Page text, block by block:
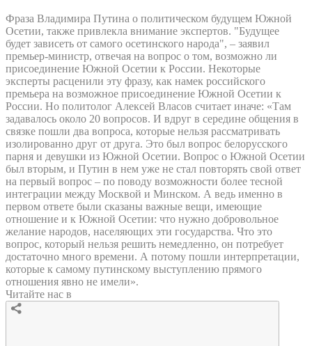
Фраза Владимира Путина о политическом будущем Южной
Осетии, также привлекла внимание экспертов. "Будущее
будет зависеть от самого осетинского народа", – заявил
премьер-министр, отвечая на вопрос о том, возможно ли
присоединение Южной Осетии к России. Некоторые
эксперты расценили эту фразу, как намек российского
премьера на возможное присоединение Южной Осетии к
России. Но политолог Алексей Власов считает иначе: «Там
задавалось около 20 вопросов. И вдруг в середине общения в
связке пошли два вопроса, которые нельзя рассматривать
изолированно друг от друга. Это был вопрос белорусского
парня и девушки из Южной Осетии. Вопрос о Южной Осетии
был вторым, и Путин в нем уже не стал повторять свой ответ
на первый вопрос – по поводу возможности более тесной
интеграции между Москвой и Минском. А ведь именно в
первом ответе были сказаны важные вещи, имеющие
отношение и к Южной Осетии: что нужно добровольное
желание народов, населяющих эти государства. Что это
вопрос, который нельзя решить немедленно, он потребует
достаточно много времени. А потому пошли интерпретации,
которые к самому путинскому выступлению прямого
отношения явно не имели».
Читайте нас в